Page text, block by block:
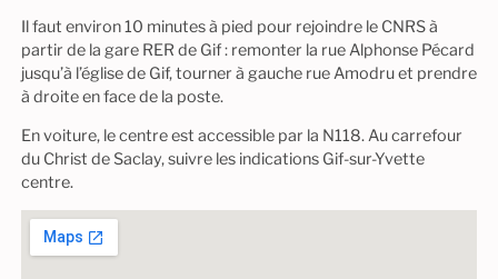
Il faut environ 10 minutes à pied pour rejoindre le CNRS à
partir de la gare RER de Gif : remonter la rue Alphonse Pécard
jusqu’à l’église de Gif, tourner à gauche rue Amodru et prendre
à droite en face de la poste.
En voiture, le centre est accessible par la N118. Au carrefour
du Christ de Saclay, suivre les indications Gif-sur-Yvette
centre.